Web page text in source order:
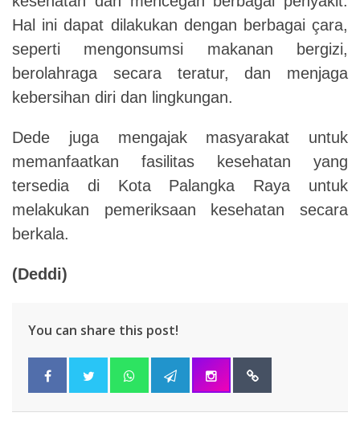
Hal ini dapat dilakukan dengan berbagai çara,
seperti mengonsumsi makanan bergizi,
berolahraga secara teratur, dan menjaga
kebersihan diri dan lingkungan.
Dede juga mengajak masyarakat untuk
memanfaatkan fasilitas kesehatan yang
tersedia di Kota Palangka Raya untuk
melakukan pemeriksaan kesehatan secara
berkala.
(Deddi)
You can share this post!